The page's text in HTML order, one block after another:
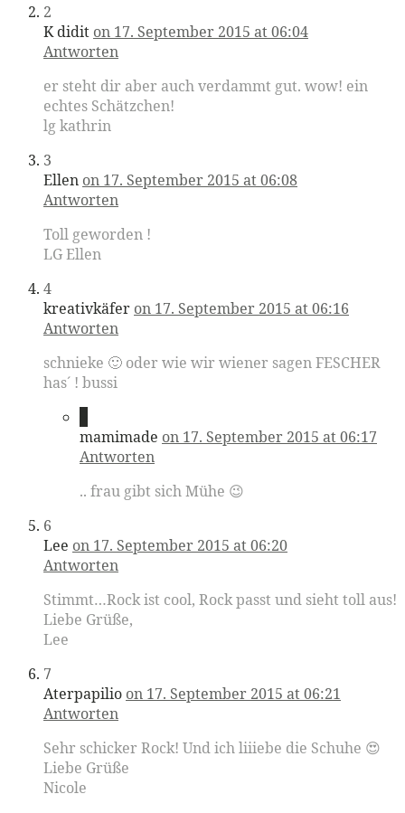
2
K didit on 17. September 2015 at 06:04
Antworten
er steht dir aber auch verdammt gut. wow! ein
echtes Schätzchen!
lg kathrin
3
Ellen on 17. September 2015 at 06:08
Antworten
Toll geworden !
LG Ellen
4
kreativkäfer on 17. September 2015 at 06:16
Antworten
schnieke 🙂 oder wie wir wiener sagen FESCHER
has´ ! bussi
mamimade on 17. September 2015 at 06:17
Antworten
.. frau gibt sich Mühe 😉
6
Lee on 17. September 2015 at 06:20
Antworten
Stimmt…Rock ist cool, Rock passt und sieht toll aus!
Liebe Grüße,
Lee
7
Aterpapilio on 17. September 2015 at 06:21
Antworten
Sehr schicker Rock! Und ich liiiebe die Schuhe 😍
Liebe Grüße
Nicole